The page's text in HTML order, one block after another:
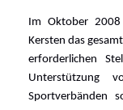
Im Oktober
Kersten das
erforderlichen
Unterstützung
Sportverbänden